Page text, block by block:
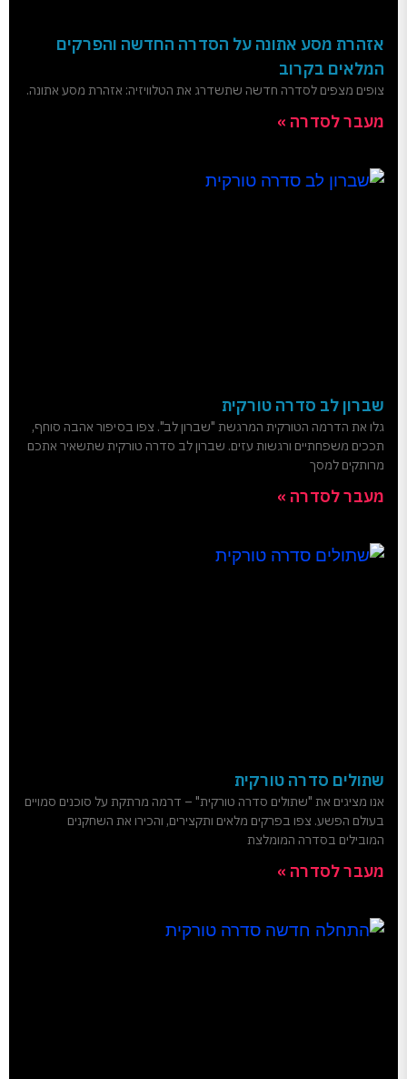
אזהרת מסע אתונה על הסדרה החדשה והפרקים
המלאים בקרוב
צופים מצפים לסדרה חדשה שתשדרג את הטלוויזיה: אזהרת מסע אתונה.
מעבר לסדרה »
שברון לב סדרה טורקית
גלו את הדרמה הטורקית המרגשת "שברון לב". צפו בסיפור אהבה סוחף,
תככים משפחתיים ורגשות עזים. שברון לב סדרה טורקית שתשאיר אתכם
מרותקים למסך
מעבר לסדרה »
שתולים סדרה טורקית
אנו מציגים את "שתולים סדרה טורקית" – דרמה מרתקת על סוכנים סמויים
בעולם הפשע. צפו בפרקים מלאים ותקצירים, והכירו את השחקנים
המובילים בסדרה המומלצת
מעבר לסדרה »